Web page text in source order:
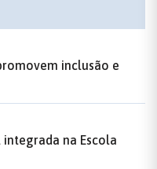
inclusão e
na Escola